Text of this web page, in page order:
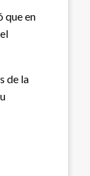
que en
de la